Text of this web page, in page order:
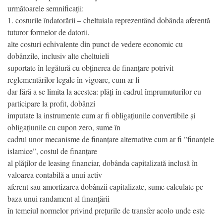
următoarele semnificații:
1. costurile îndatorării – cheltuiala reprezentând dobânda aferentă
tuturor formelor de datorii,
alte costuri echivalente din punct de vedere economic cu
dobânzile, inclusiv alte cheltuieli
suportate în legătură cu obținerea de finanțare potrivit
reglementărilor legale în vigoare, cum ar fi
dar fără a se limita la acestea: plăți în cadrul împrumuturilor cu
participare la profit, dobânzi
imputate la instrumente cum ar fi obligațiunile convertibile și
obligațiunile cu cupon zero, sume în
cadrul unor mecanisme de finanțare alternative cum ar fi ”finanțele
islamice”, costul de finanțare
al plăților de leasing financiar, dobânda capitalizată inclusă în
valoarea contabilă a unui activ
aferent sau amortizarea dobânzii capitalizate, sume calculate pe
baza unui randament al finanțării
în temeiul normelor privind prețurile de transfer acolo unde este